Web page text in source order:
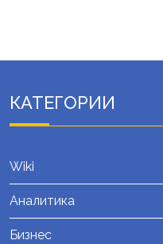
КАТЕГОРИИ
Wiki
Аналитика
Бизнес